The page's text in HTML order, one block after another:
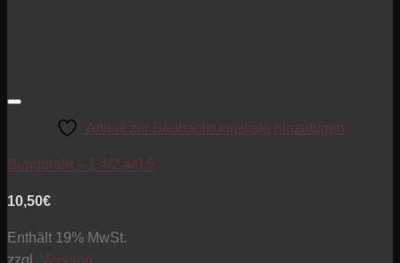
Artikel zur Beobachtungsliste hinzufügen
Bunddraht – 1.4/2.4/0.5
10,50€
Enthält 19% MwSt.